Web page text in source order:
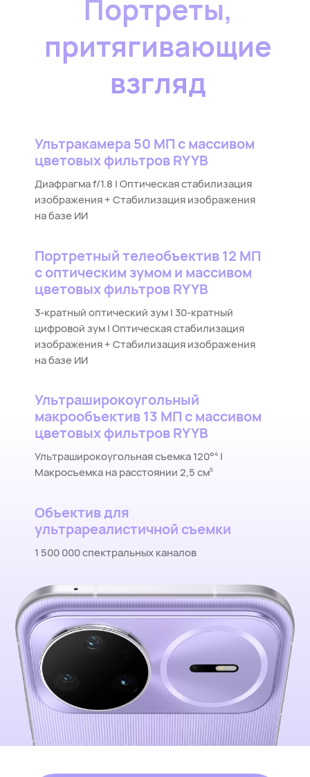
Портреты,
притягивающие
взгляд
Ультракамера 50⁠ МП с массивом
цветовых фильтров RYYB
Диафрагма f/1.8 | Оптическая стабилизация
изображения + Стабилизация изображения
на базе⁠ ИИ
Портретный телеобъектив 12 МП
с оптическим зумом и массивом
цветовых фильтров RYYB
3-кратный оптический зум | 30-кратный
цифровой зум | Оптическая стабилизация
изображения + Стабилизация изображения
на базе⁠ ИИ
Ультраширокоугольный
макрообъектив 13 МП с массивом
цветовых фильтров RYYB
Ультраширокоугольная съемка 120°4|
Макросъемка на расстоянии 2,5 см5
Объектив для
ультрареалистичной съемки
1 500 000 спектральных каналов
Портретный ультраобъектив